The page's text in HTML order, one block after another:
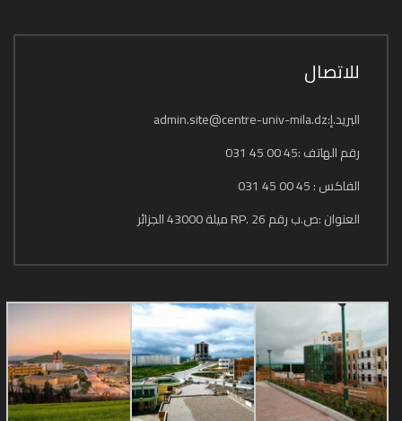
للاتصال
البريد.إ:admin.site@centre-univ-mila.dz
رقم الهاتف :45 00 45 031
الفاكس : 45 00 45 031
العنوان :ص.ب رقم 26 .RP ميلة 43000 الجزائر